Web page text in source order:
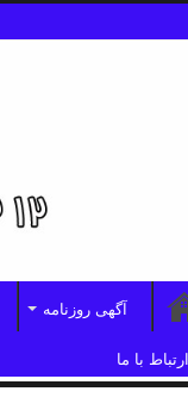
آگهی روزنامه
ارتباط با ما